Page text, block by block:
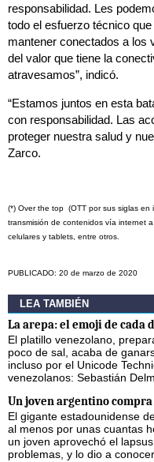
responsabilidad. Les
todo el esfuerzo técnico
mantener conectados a los
del valor que tiene la
atravesamos”, indicó.
“Estamos juntos en esta
con responsabilidad. Las
proteger nuestra salud y
Zarco.
(*) Over the top (OTT por sus siglas en
transmisión de contenidos vía internet
celulares y tablets, entre otros.
PUBLICADO: 20 de marzo de 2020
LEA TAMBIÉN
La arepa: el emoji de cada
El platillo venezolano,
poco de sal, acaba de
incluso por el Unicode
venezolanos: Sebastián
Un joven argentino
El gigante estadounidense
al menos por unas cuantas
un joven aprovechó el
problemas, y lo dio a